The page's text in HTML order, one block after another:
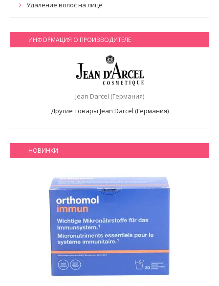
Удаление волос на лице
ИНФОРМАЦИЯ О ПРОИЗВОДИТЕЛЕ
Jean Darcel (Германия)
Другие товары Jean Darcel (Германия)
НОВИНКИ